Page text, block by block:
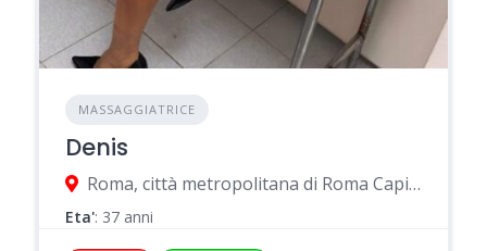
MASSAGGIATRICE
Denis
Roma, città metropolitana di Roma Capitale, Italia
Eta': 37 anni